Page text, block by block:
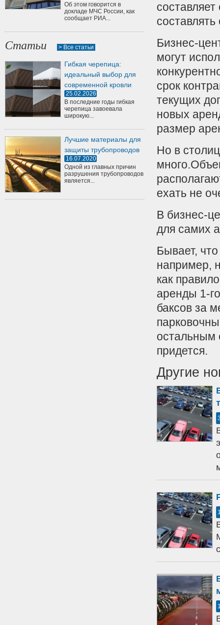
Об этом говорится в
докладе МЧС России, как
сообщает РИА...
Статьи > Все статьи
Гибкая черепица:
идеальный выбор для
современной кровли
25.02.2026
В последние годы гибкая
черепица завоевала
широкую...
Лучшие материалы для
защиты трубопроводов
16.07.2020
Одной из главных причин
разрушения трубопроводов
является...
Бизнес-
могут
срок
текущих
новых
размер
Но в
ехать не
В бизнес-
для самих
Бывает,
например,
как
аренды 1-
баксов за
остальным
придется.
Другие